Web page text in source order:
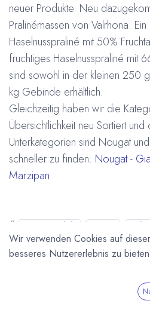
neuer Produkte. Neu
Pralinémassen von Valrhona.
Haselnusspraliné mit 50%
fruchtiges Haselnusspraliné mit
sind sowohl in der kleinen 250
kg Gebinde erhältlich.
Gleichzeitig haben wir die
Übersichtlichkeit neu Sortiert und
Unterkategorien sind Nougat
schneller zu finden: Nougat -
Marzipan
# Neues Produkt
Valrhona
Arne Homborg 23. Februar 2015
Wir verwenden Cookies auf
besseres Nutzererlebnis zu